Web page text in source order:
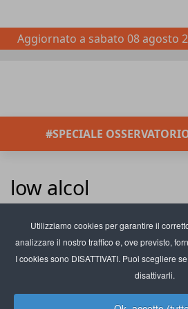
Utilizziamo cookies per garantire il
analizzare il nostro traffico e, ove previsto,
I cookies sono DISATTIVATI. Puoi scegliere
disattivarli.
Aggiornato a sabato 08 agosto
#SPECIALE
low alcol
Swinkels celebra la
Giornata della birra
brand